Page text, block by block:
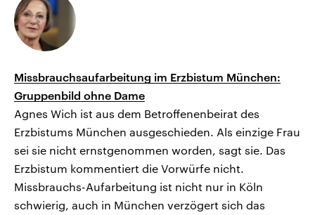
Missbrauchsaufarbeitung im Erzbistum München:
Gruppenbild ohne Dame
Agnes Wich ist aus dem Betroffenenbeirat des
Erzbistums München ausgeschieden. Als einzige Frau
sei sie nicht ernstgenommen worden, sagt sie. Das
Erzbistum kommentiert die Vorwürfe nicht.
Missbrauchs-Aufarbeitung ist nicht nur in Köln
schwierig, auch in München verzögert sich das